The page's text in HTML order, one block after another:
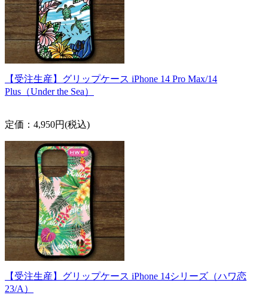
【受注生産】グリップケース iPhone 14 Pro Max/14
Plus（Under the Sea）
定価：4,950円(税込)
【受注生産】グリップケース iPhone 14シリーズ（ハワ恋
23/A）